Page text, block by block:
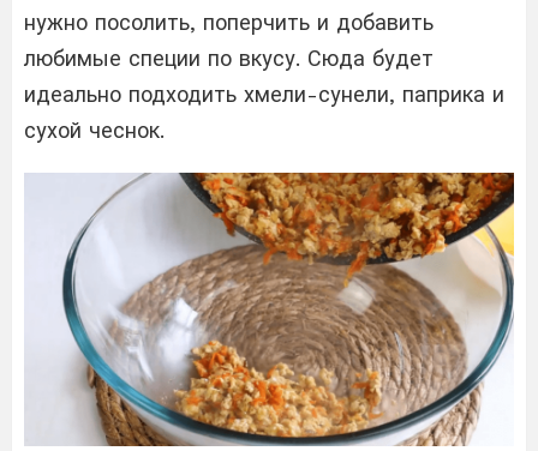
нужно посолить, поперчить и добавить
любимые специи по вкусу. Сюда будет
идеально подходить хмели-сунели, паприка и
сухой чеснок.